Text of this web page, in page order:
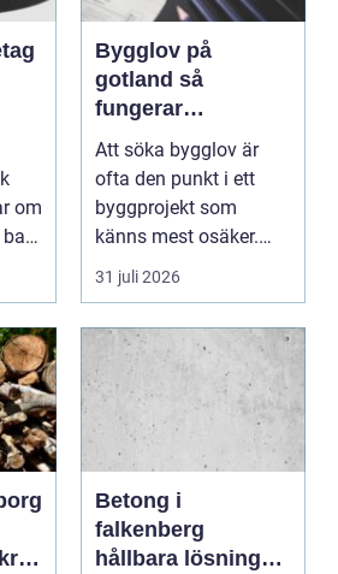
om
Bygglov på
gotland så
fungerar
processen från idé
till godkänt beslut
Att söka bygglov är
ofta den punkt i ett
byggprojekt som
känns mest osäker.
Frågorna hopar sig:
vilk...
31 juli 2026
Betong i
falkenberg
hållbara lösningar